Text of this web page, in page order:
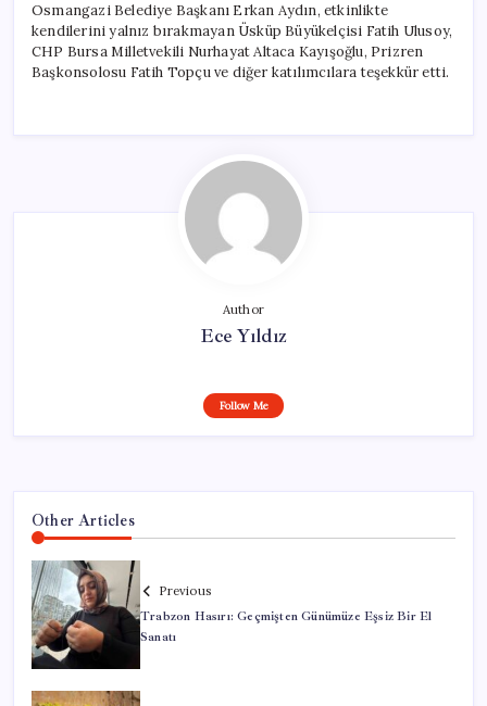
Osmangazi Belediye Başkanı Erkan Aydın, etkinlikte
kendilerini yalnız bırakmayan Üsküp Büyükelçisi Fatih Ulusoy,
CHP Bursa Milletvekili Nurhayat Altaca Kayışoğlu, Prizren
Başkonsolosu Fatih Topçu ve diğer katılımcılara teşekkür etti.
Author
Ece Yıldız
Follow Me
Other Articles
Previous
Trabzon Hasırı: Geçmişten Günümüze Eşsiz Bir El
Sanatı